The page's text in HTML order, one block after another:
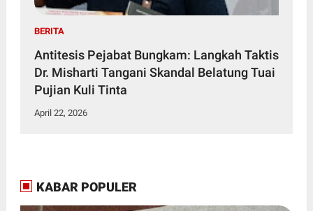
BERITA
Antitesis Pejabat Bungkam: Langkah Taktis
Dr. Misharti Tangani Skandal Belatung Tuai
Pujian Kuli Tinta
April 22, 2026
KABAR POPULER